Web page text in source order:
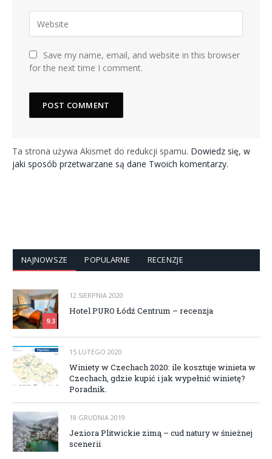
Save my name, email, and website in this browser
for the next time I comment.
Ta strona używa Akismet do redukcji spamu. Dowiedz się, w
jaki sposób przetwarzane są dane Twoich komentarzy.
NAJNOWSZE POPULARNE RECENZJE
9.3
12 SIERPNIA 2020
Hotel PURO Łódź Centrum – recenzja
15 LUTEGO 2020
Winiety w Czechach 2020: ile kosztuje winieta w
Czechach, gdzie kupić i jak wypełnić winietę?
Poradnik.
18 GRUDNIA 2019
Jeziora Plitwickie zimą – cud natury w śnieżnej
scenerii